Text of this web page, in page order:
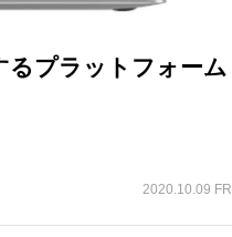
るプラットフォーム
2020.10.09 FRI